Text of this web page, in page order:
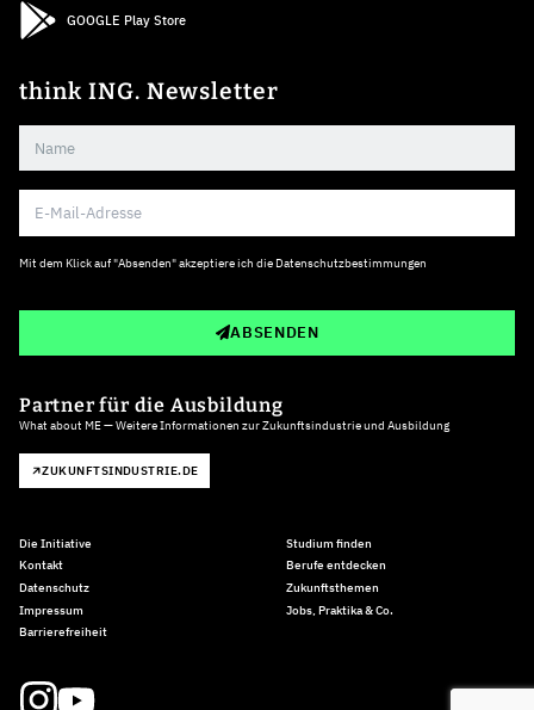
GOOGLE Play Store
think ING. Newsletter
Mit dem Klick auf "Absenden" akzeptiere ich die Datenschutzbestimmungen
ABSENDEN
Partner für die Ausbildung
What about ME — Weitere Informationen zur Zukunftsindustrie und Ausbildung
ZUKUNFTSINDUSTRIE.DE
Die Initiative
Kontakt
Datenschutz
Impressum
Barrierefreiheit
Studium finden
Berufe entdecken
Zukunftsthemen
Jobs, Praktika & Co.